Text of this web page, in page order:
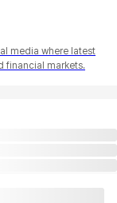
media where latest
financial markets.